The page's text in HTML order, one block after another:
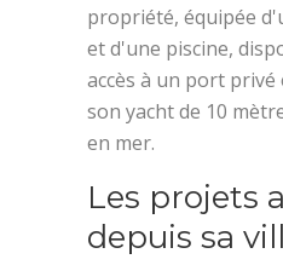
propriété, équipée
et d'une piscine,
accès à un port
son yacht de 10
en mer.
Les projets
depuis sa